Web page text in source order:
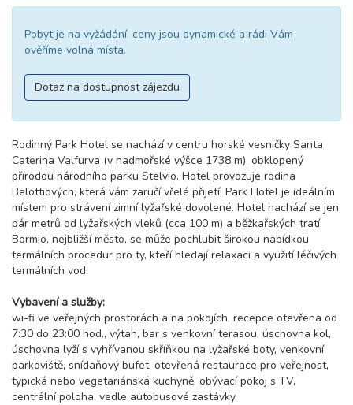
Pobyt je na vyžádání, ceny jsou dynamické a rádi Vám
ověříme volná místa.
Dotaz na dostupnost zájezdu
Rodinný Park Hotel se nachází v centru horské vesničky Santa
Caterina Valfurva (v nadmořské výšce 1738 m), obklopený
přírodou národního parku Stelvio. Hotel provozuje rodina
Belottiových, která vám zaručí vřelé přijetí. Park Hotel je ideálním
místem pro strávení zimní lyžařské dovolené. Hotel nachází se jen
pár metrů od lyžařských vleků (cca 100 m) a běžkařských tratí.
Bormio, nejbližší město, se může pochlubit širokou nabídkou
termálních procedur pro ty, kteří hledají relaxaci a využití léčivých
termálních vod.
Vybavení a služby:
wi-fi ve veřejných prostorách a na pokojích, recepce otevřena od
7:30 do 23:00 hod., výtah, bar s venkovní terasou, úschovna kol,
úschovna lyží s vyhřívanou skříňkou na lyžařské boty, venkovní
parkoviště, snídaňový bufet, otevřená restaurace pro veřejnost,
typická nebo vegetariánská kuchyně, obývací pokoj s TV,
centrální poloha, vedle autobusové zastávky.